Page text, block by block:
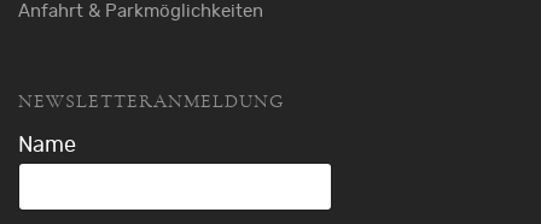
Anfahrt & Parkmöglichkeiten
NEWSLETTERANMELDUNG
Name